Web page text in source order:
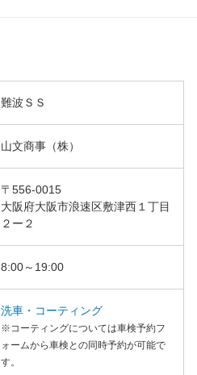
難波ＳＳ
山文商事（株）
〒556-0015
大阪府大阪市浪速区敷津西１丁目
２ー２
8:00～19:00
洗車・コーティング
※コーティングについては車検予約フ
ォームから車検との同時予約が可能で
す。